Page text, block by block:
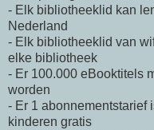
- Elk bibliotheeklid kan
Nederland
- Elk bibliotheeklid van
elke bibliotheek
- Er 100.000 eBooktitels
worden
- Er 1 abonnementstarief
kinderen gratis